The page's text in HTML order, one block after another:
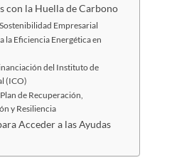
con la Huella de Carbono
Empresarial
la Eficiencia Energética en
del Instituto de
(ICO)
de Recuperación,
y Resiliencia
Acceder a las Ayudas